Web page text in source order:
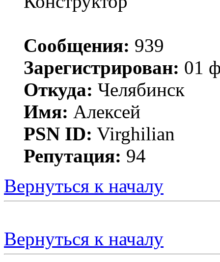
Сообщения: 939
Зарегистрирован: 01
Откуда: Челябинск
Имя: Алексей
PSN ID: Virghilian
Репутация: 94
Вернуться к началу
Вернуться к началу